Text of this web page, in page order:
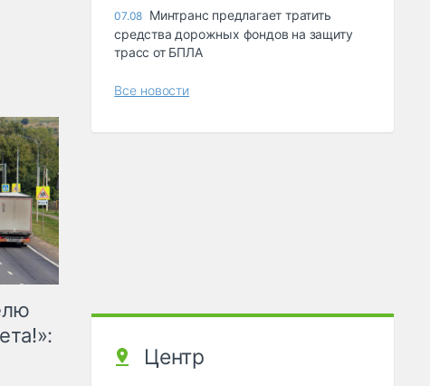
07.08 Минтранс предлагает тратить
средства дорожных фондов на защиту
трасс от БПЛА
Все новости
Центр